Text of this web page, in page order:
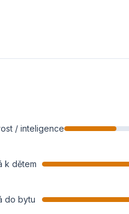
/ inteligence
k dětem
do bytu